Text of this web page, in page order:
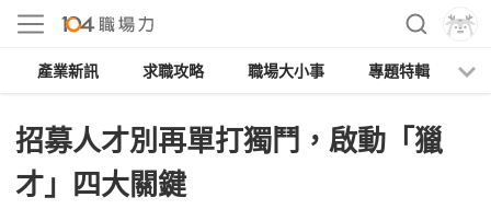
產業新訊 求職攻略 職場大小事 專題特輯
招募人才別再單打獨鬥，啟動「獵
才」四大關鍵